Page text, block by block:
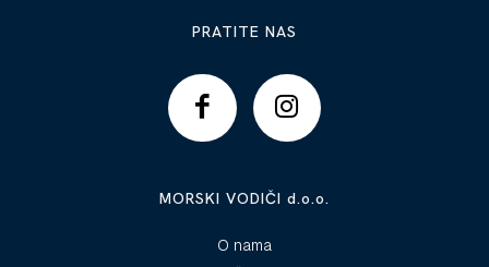
PRATITE NAS
MORSKI VODIČI d.o.o.
O nama